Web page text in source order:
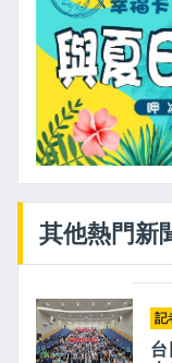
其他熱門新
記